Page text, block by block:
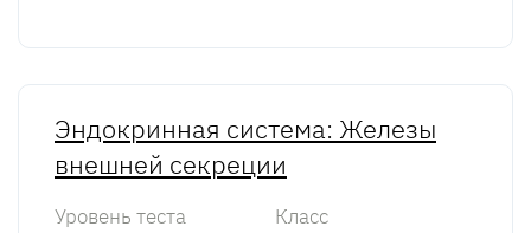
Эндокринная система: Железы
внешней секреции
Уровень теста Класс